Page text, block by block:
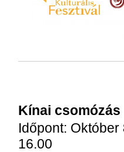
Kínai csomózás
Időpont:
16.00